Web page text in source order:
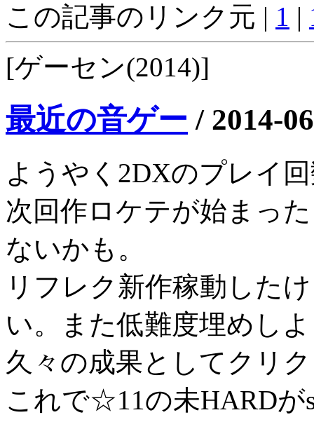
この記事のリンク元 | 1 |
[ゲーセン(2014)]
最近の音ゲー / 2014-
ようやく2DXのプレイ
次回作ロケテが始まっ
ないかも。
リフレク新作稼動した
い。また低難度埋めし
久々の成果としてクリ
これで☆11の未HARDが